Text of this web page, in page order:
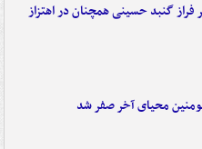
فراز گنبد حسینی همچنان در اهتزاز
محیای آخر صفر شد